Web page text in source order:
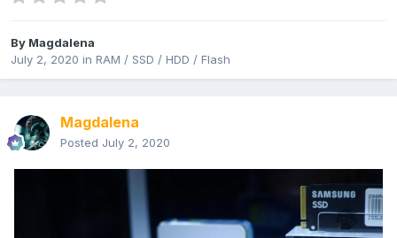
By Magdalena
July 2, 2020 in RAM / SSD / HDD / Flash
Magdalena
Posted July 2, 2020